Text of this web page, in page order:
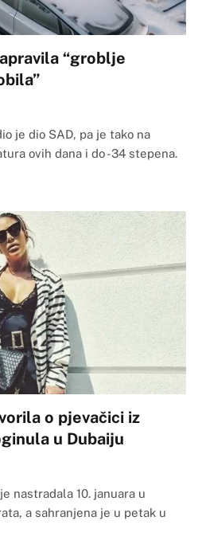
“groblje
je dio SAD, pa je tako na
ovih dana i do -34 stepena.
o pjevačici iz
u Dubaiju
nastradala 10. januara u
a sahranjena je u petak u